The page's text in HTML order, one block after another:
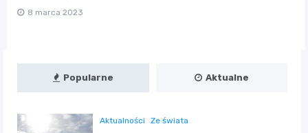
8 marca 2023
Popularne Aktualne
Aktualności Ze świata